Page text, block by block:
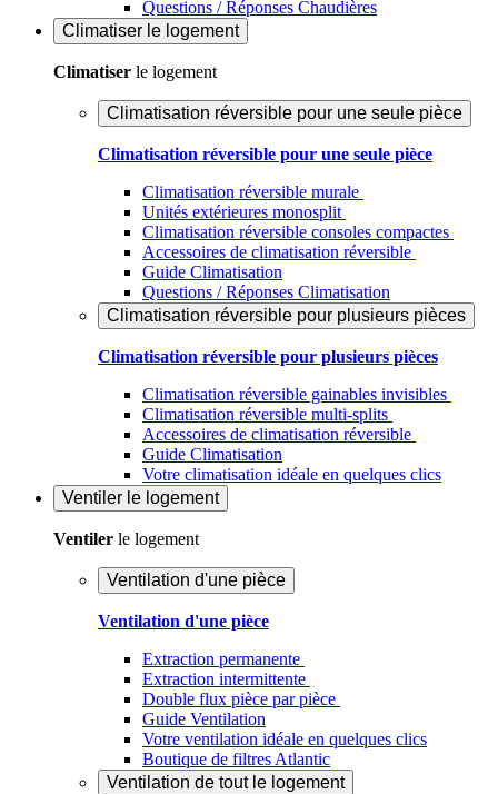
Questions / Réponses Chaudières
Climatiser le logement
Climatiser le logement
Climatisation réversible pour une seule pièce
Climatisation réversible pour une seule pièce
Climatisation réversible murale
Unités extérieures monosplit
Climatisation réversible consoles compactes
Accessoires de climatisation réversible
Guide Climatisation
Questions / Réponses Climatisation
Climatisation réversible pour plusieurs pièces
Climatisation réversible pour plusieurs pièces
Climatisation réversible gainables invisibles
Climatisation réversible multi-splits
Accessoires de climatisation réversible
Guide Climatisation
Votre climatisation idéale en quelques clics
Ventiler le logement
Ventiler le logement
Ventilation d'une pièce
Ventilation d'une pièce
Extraction permanente
Extraction intermittente
Double flux pièce par pièce
Guide Ventilation
Votre ventilation idéale en quelques clics
Boutique de filtres Atlantic
Ventilation de tout le logement